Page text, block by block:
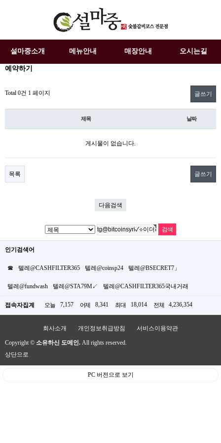
설마중소개 메뉴안내 매장안내 오시는길
예약하기
Total 0건 1 페이지 글쓰기
제목 날짜
게시물이 없습니다.
목록 글쓰기
다음검색
인기검색어
☎ 텔레@CASHFILTER365 텔레@coinsp24 텔레@BSECRET7」
텔레@fundwash 텔레@STA79M↙ 텔레@CASHFILTER365국내거래
접속자집계 오늘 7,157 어제 8,341 최대 18,014 전체 4,236,354
회사소개 개인정보취급방침 서비스이용약관
Copyright © 소유하신 도메인. All rights reserved.
상단으로
PC 버전으로 보기